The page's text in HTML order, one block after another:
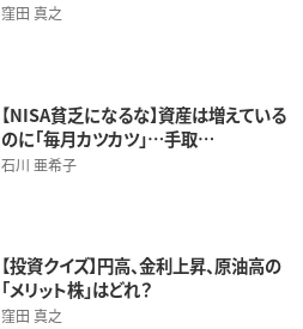
窪田 真之
【NISA貧乏になるな】資産は増えている
のに「毎月カツカツ」…手取…
石川 亜希子
【投資クイズ】円高、金利上昇、原油高の
「メリット株」はどれ？
窪田 真之